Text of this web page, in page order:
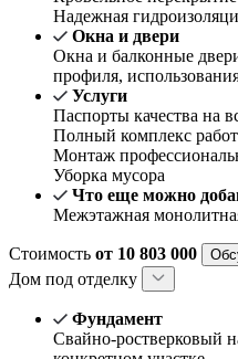
Надежная
Окна и двери
Окна и балконные
профиля,
Услуги
Паспорты качества на
Полный комплекс работ
Монтаж
Уборка мусора
Что еще можно
Межэтажная
Стоимость от 10 803 000
Дом под отделку
Фундамент
Свайно-ростверковый